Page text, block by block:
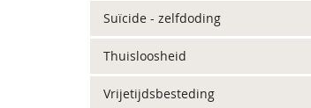
Suïcide - zelfdoding
Thuisloosheid
Vrijetijdsbesteding